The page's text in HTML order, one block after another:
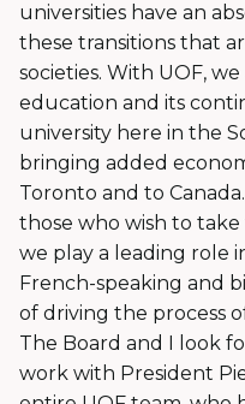
universities have an
these transitions that
societies. With UOF,
education and its
university here in the
bringing added
Toronto and to
those who wish to take
we play a leading role
French-speaking and
of driving the process
The Board and I look
work with President